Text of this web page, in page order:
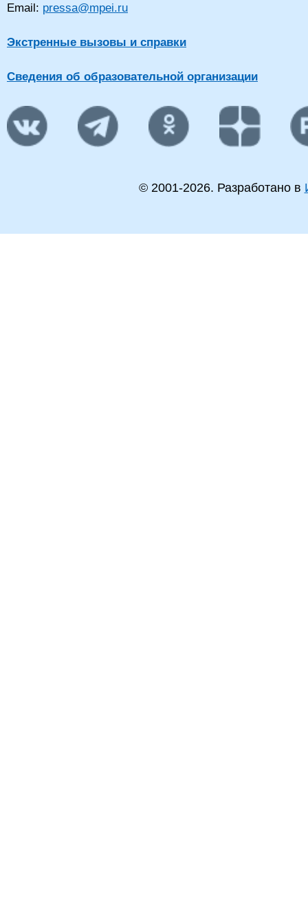
Email: pressa@mpei.ru
Экстренные вызовы и справки
Сведения об образовательной организации
© 2001-2026. Разработано в